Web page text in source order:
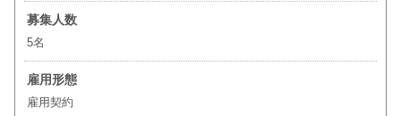
募集人数
5名
雇用形態
雇用契約